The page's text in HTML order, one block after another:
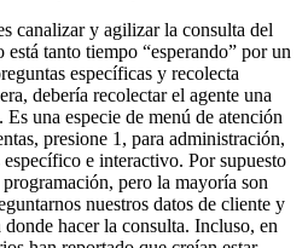
canalizar y agilizar la consulta del
tanto tiempo “esperando” por un
específicas y recolecta
debería recolectar el agente una
Es una especie de menú de atención
presione 1, para administración,
e interactivo. Por supuesto
pero la mayoría son
nuestros datos de cliente y
hacer la consulta. Incluso, en